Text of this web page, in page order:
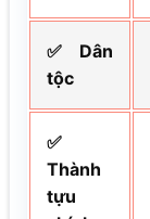
✅ Dân
tộc
✅
Thành
tựu